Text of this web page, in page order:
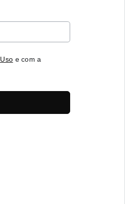
e com a